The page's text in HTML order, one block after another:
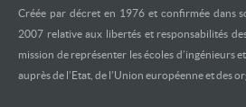
Créée par décret en 1976 et confirmée dans
2007 relative aux libertés et responsabilités
mission de représenter les écoles d’ingénieurs
auprès de l’Etat, de l’Union européenne et des